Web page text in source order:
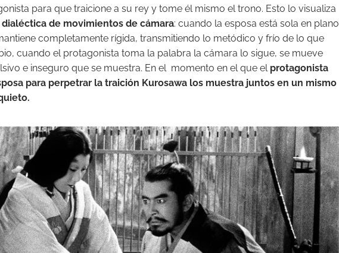
para que traicione a su rey y tome él mismo el trono. Esto lo visualiza
dialéctica de movimientos de cámara: cuando la esposa está sola en plano
completamente rígida, transmitiendo lo metódico y frío de lo que
cuando el protagonista toma la palabra la cámara lo sigue, se mueve
e inseguro que se muestra. En el momento en el que el protagonista
para perpetrar la traición Kurosawa los muestra juntos en un mismo